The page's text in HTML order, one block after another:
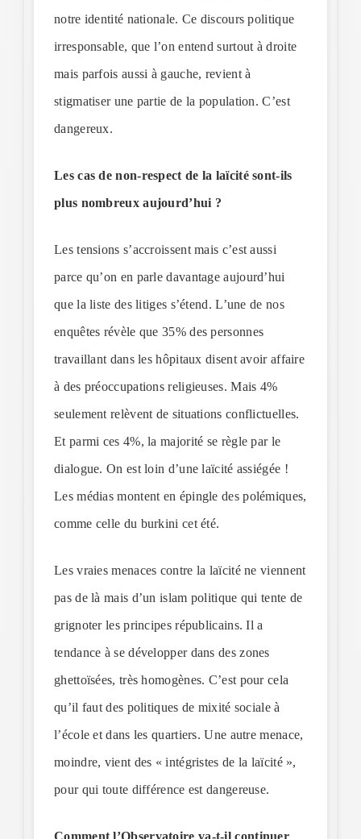
notre identité nationale. Ce discours politique
irresponsable, que l’on entend surtout à droite
mais parfois aussi à gauche, revient à
stigmatiser une partie de la population. C’est
dangereux.
Les cas de non-respect de la laïcité sont-ils
plus nombreux aujourd’hui ?
Les tensions s’accroissent mais c’est aussi
parce qu’on en parle davantage aujourd’hui
que la liste des litiges s’étend. L’une de nos
enquêtes révèle que 35% des personnes
travaillant dans les hôpitaux disent avoir affaire
à des préoccupations religieuses. Mais 4%
seulement relèvent de situations conflictuelles.
Et parmi ces 4%, la majorité se règle par le
dialogue. On est loin d’une laïcité assiégée !
Les médias montent en épingle des polémiques,
comme celle du burkini cet été.
Les vraies menaces contre la laïcité ne viennent
pas de là mais d’un islam politique qui tente de
grignoter les principes républicains. Il a
tendance à se développer dans des zones
ghettoïsées, très homogènes. C’est pour cela
qu’il faut des politiques de mixité sociale à
l’école et dans les quartiers. Une autre menace,
moindre, vient des « intégristes de la laïcité »,
pour qui toute différence est dangereuse.